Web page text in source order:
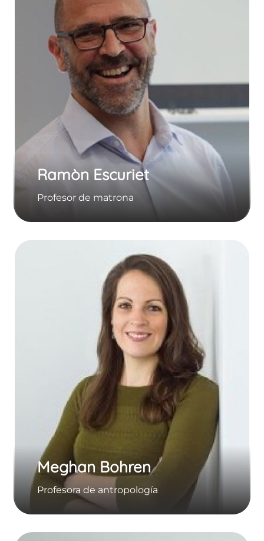
Ramòn Escuriet
Profesor de matrona
Meghan Bohren
Profesora de antropología